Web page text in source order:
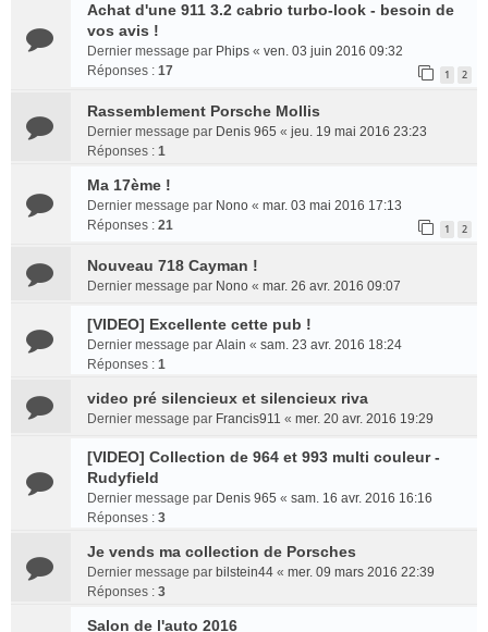
Achat d'une 911 3.2 cabrio turbo-look - besoin de
vos avis !
Dernier message par Phips « ven. 03 juin 2016 09:32
Réponses : 17 1 2
Rassemblement Porsche Mollis
Dernier message par Denis 965 « jeu. 19 mai 2016 23:23
Réponses : 1
Ma 17ème !
Dernier message par Nono « mar. 03 mai 2016 17:13
Réponses : 21 1 2
Nouveau 718 Cayman !
Dernier message par Nono « mar. 26 avr. 2016 09:07
[VIDEO] Excellente cette pub !
Dernier message par Alain « sam. 23 avr. 2016 18:24
Réponses : 1
video pré silencieux et silencieux riva
Dernier message par Francis911 « mer. 20 avr. 2016 19:29
[VIDEO] Collection de 964 et 993 multi couleur -
Rudyfield
Dernier message par Denis 965 « sam. 16 avr. 2016 16:16
Réponses : 3
Je vends ma collection de Porsches
Dernier message par bilstein44 « mer. 09 mars 2016 22:39
Réponses : 3
Salon de l'auto 2016